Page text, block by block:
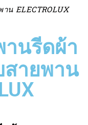
น ELECTROLUX
านรีดผ้า
สายพาน